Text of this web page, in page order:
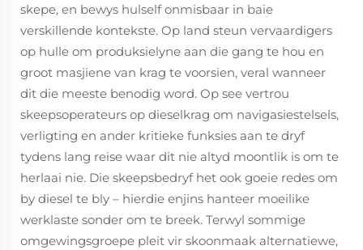
skepe, en bewys hulself onmisbaar in baie
verskillende kontekste. Op land steun vervaardigers
op hulle om produksielyne aan die gang te hou en
groot masjiene van krag te voorsien, veral wanneer
dit die meeste benodig word. Op see vertrou
skeepsoperateurs op dieselkrag om navigasiestelsels,
verligting en ander kritieke funksies aan te dryf
tydens lang reise waar dit nie altyd moontlik is om te
herlaai nie. Die skeepsbedryf het ook goeie redes om
by diesel te bly – hierdie enjins hanteer moeilike
werklaste sonder om te breek. Terwyl sommige
omgewingsgroepe pleit vir skoonmaak alternatiewe,